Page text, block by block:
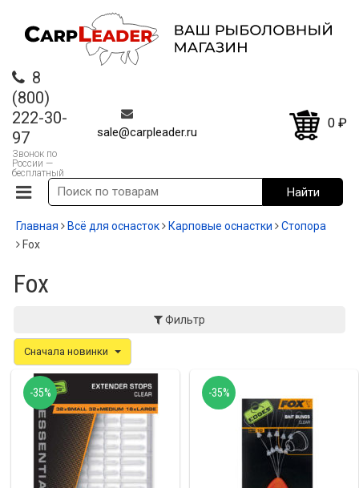
8
(800)
222-30-
97
Звонок по
России —
бесплатный
sale@carpleader.ru
0 ₽
Главная Всё для оснасток Карповые оснастки
Стопора
Fox
Fox
Фильтр
Сначала новинки
-35% -35%